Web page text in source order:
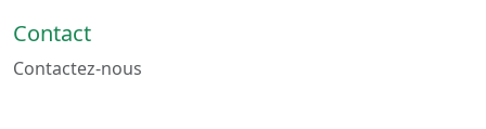
Contact
Contactez-nous